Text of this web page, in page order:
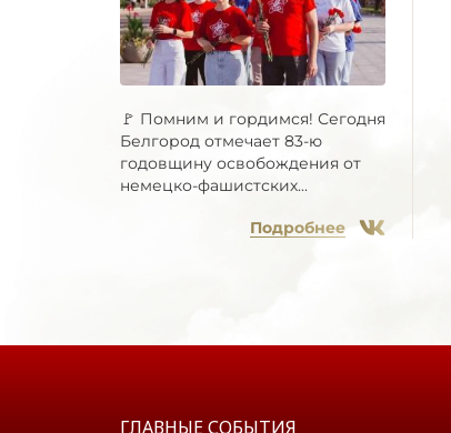
🚩 Помним и гордимся! Сегодня
Белгород отмечает 83-ю
годовщину освобождения от
немецко-фашистских...
Подробнее
ГЛАВНЫЕ СОБЫТИЯ